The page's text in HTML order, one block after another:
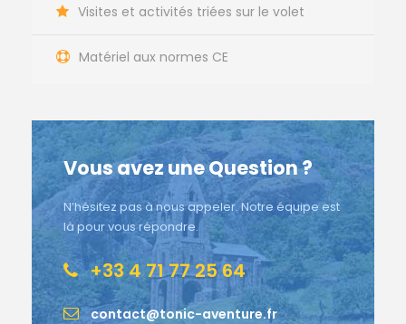
Visites et activités triées sur le volet
Matériel aux normes CE
Vous avez une Question ?
N’hésitez pas à nous appeler. Notre équipe est
là pour vous répondre.
+33 4 71 77 25 64
contact@tonic-aventure.fr